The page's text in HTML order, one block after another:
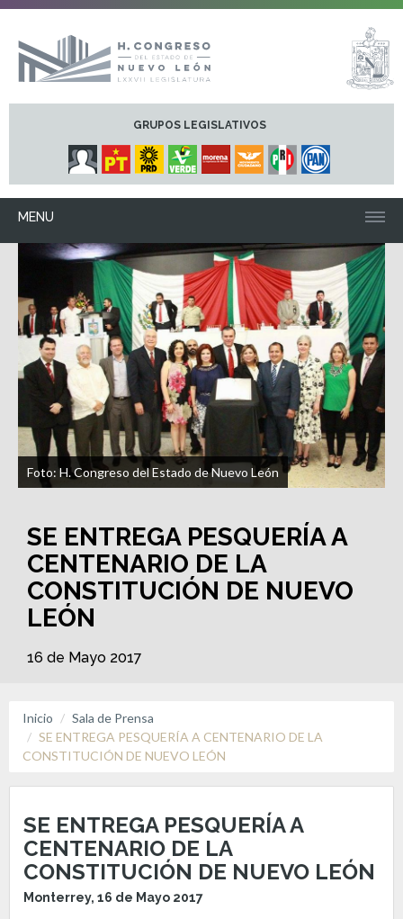
GRUPOS LEGISLATIVOS
MENU
Foto: H. Congreso del Estado de Nuevo León
SE ENTREGA PESQUERÍA A
CENTENARIO DE LA
CONSTITUCIÓN DE NUEVO
LEÓN
16 de Mayo 2017
Inicio
Sala de Prensa
SE ENTREGA PESQUERÍA A CENTENARIO DE LA
CONSTITUCIÓN DE NUEVO LEÓN
SE ENTREGA PESQUERÍA A
CENTENARIO DE LA
CONSTITUCIÓN DE NUEVO LEÓN
Monterrey, 16 de Mayo 2017